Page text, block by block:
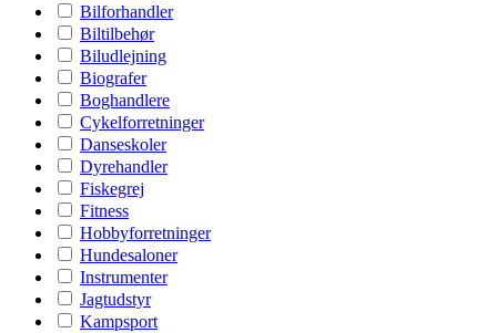
Bilforhandler
Biltilbehør
Biludlejning
Biografer
Boghandlere
Cykelforretninger
Danseskoler
Dyrehandler
Fiskegrej
Fitness
Hobbyforretninger
Hundesaloner
Instrumenter
Jagtudstyr
Kampsport